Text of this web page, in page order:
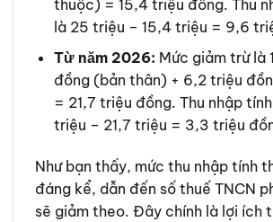
thuộc) = 15,4 triệu đồng. Thu
là 25 triệu – 15,4 triệu = 9,6
Từ năm 2026: Mức giảm trừ là
đồng (bản thân) + 6,2 triệu
= 21,7 triệu đồng. Thu nhập
triệu – 21,7 triệu = 3,3 triệu
Như bạn thấy, mức thu nhập tính
đáng kể, dẫn đến số thuế TNCN
sẽ giảm theo. Đây chính là lợi ích